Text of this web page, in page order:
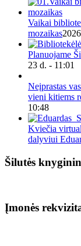
Vaikai
mozaikas
Planuojame
23 d. - 11:01
Neįprastas
vieni kitiems
10:48
Kviečia
dalyviui
Šilutės
Įmonės